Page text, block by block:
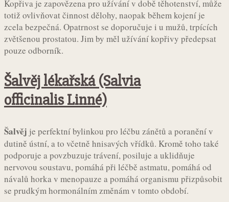
Kopřiva je zapovězena pro užívání v době těhotenství, může
totiž ovlivňovat činnost dělohy, naopak během kojení je
zcela bezpečná. Opatrnost se doporučuje i u mužů, trpících
zvětšenou prostatou. Jim by měl užívání kopřivy předepsat
pouze odborník.
Šalvěj lékařská (Salvia
officinalis Linné)
Šalvěj je perfektní bylinkou pro léčbu zánětů a poranění v
dutině ústní, a to včetně hnisavých vřídků. Kromě toho také
podporuje a povzbuzuje trávení, posiluje a uklidňuje
nervovou soustavu, pomáhá při léčbě astmatu, pomáhá od
návalů horka v menopauze a pomáhá organismu přizpůsobit
se prudkým hormonálním změnám v tomto období.